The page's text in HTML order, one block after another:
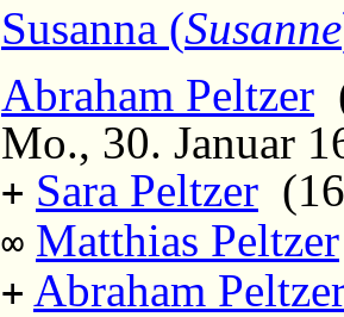
Susanna (Susanne
Abraham Peltzer
Mo., 30. Januar
+ Sara Peltzer
∞ Matthias Peltzer
+ Abraham